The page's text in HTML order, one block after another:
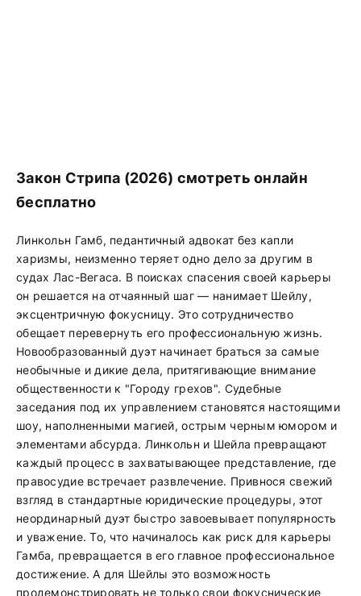
Закон Стрипа (2026) смотреть онлайн
бесплатно
Линкольн Гамб, педантичный адвокат без капли
харизмы, неизменно теряет одно дело за другим в
судах Лас-Вегаса. В поисках спасения своей карьеры
он решается на отчаянный шаг — нанимает Шейлу,
эксцентричную фокусницу. Это сотрудничество
обещает перевернуть его профессиональную жизнь.
Новообразованный дуэт начинает браться за самые
необычные и дикие дела, притягивающие внимание
общественности к "Городу грехов". Судебные
заседания под их управлением становятся настоящими
шоу, наполненными магией, острым черным юмором и
элементами абсурда. Линкольн и Шейла превращают
каждый процесс в захватывающее представление, где
правосудие встречает развлечение. Привнося свежий
взгляд в стандартные юридические процедуры, этот
неординарный дуэт быстро завоевывает популярность
и уважение. То, что начиналось как риск для карьеры
Гамба, превращается в его главное профессиональное
достижение. А для Шейлы это возможность
продемонстрировать не только свои фокуснические